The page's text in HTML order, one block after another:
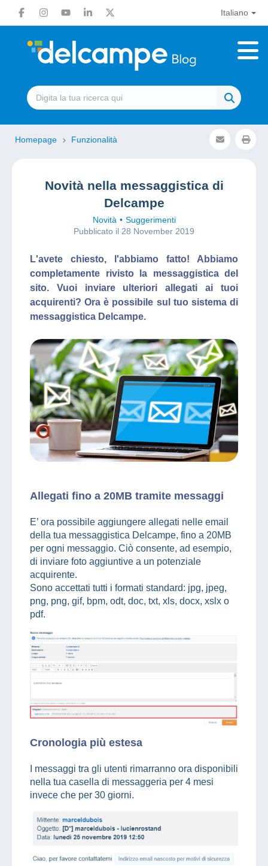
Italiano
Homepage Funzionalità
Novità nella messaggistica di
Delcampe
Novità
Suggerimenti
Pubblicato il 28 November 2019
L'avete chiesto, l'abbiamo fatto! Abbiamo
completamente rivisto la messaggistica del
sito. Vuoi inviare ulteriori allegati ai tuoi
acquirenti? Ora è possibile sul tuo sistema di
messaggistica Delcampe.
Allegati fino a 20MB tramite messaggi
E’ ora possibile aggiungere allegati nelle email
della tua messaggistica Delcampe, fino a 20MB
per ogni messaggio. Ciò consente, ad esempio,
di inviare foto aggiuntive a un potenziale
acquirente.
Sono accettati tutti i formati standard: jpg, jpeg,
png, png, gif, bpm, odt, doc, txt, xls, docx, xslx o
pdf.
Cronologia più estesa
I messaggi tra gli utenti rimarranno ora disponibili
nella tua casella di messaggeria per 4 mesi
invece che per 30 giorni.